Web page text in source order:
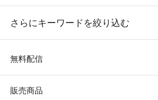
さらにキーワードを絞り込む
無料配信
販売商品